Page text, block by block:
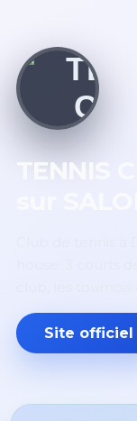
TENNIS
Site officiel